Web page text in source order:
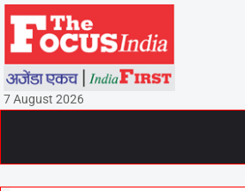
7 August 2026